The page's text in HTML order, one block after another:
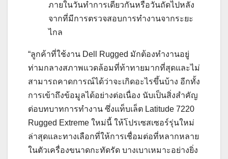
ภายในวันทำการเดียวกันหรือวันถัดไปหลัง
จากที่มีการตรวจสอบการทำงานจากระยะ
ไกล
“ลูกค้าที่ใช้งาน Dell Rugged มักต้องทำงานอยู่
ท่ามกลางสภาพแวดล้อมที่ท้าทายมากที่สุดและไม่
สามารถคาดการณ์ได้ว่าจะเกิดอะไรขึ้นบ้าง อีกทั้ง
การเข้าถึงข้อมูลได้อย่างต่อเนื่อง นับเป็นสิ่งสำคัญ
ต่อบทบาทการทำงาน ซึ่งแท็บเล็ต Latitude 7220
Rugged Extreme ใหม่นี้ ให้โปรเซสเซอร์รุ่นใหม่
ล่าสุดและทางเลือกที่ให้การเชื่อมต่อที่หลากหลาย
ในตัวเครื่องขนาดกะทัดรัด บางเบาเหมาะอย่างยิ่ง